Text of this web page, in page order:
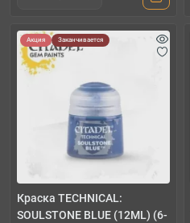
Акция Заканчивается
Краска TECHNICAL:
SOULSTONE BLUE (12ML) (6-